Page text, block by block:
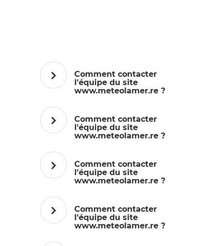
Comment contacter
l'équipe du site
www.meteolamer.re ?
Comment contacter
l'équipe du site
www.meteolamer.re ?
Comment contacter
l'équipe du site
www.meteolamer.re ?
Comment contacter
l'équipe du site
www.meteolamer.re ?